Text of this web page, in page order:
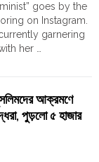
goes by the
on Instagram.
garnering
her …
on
Instagram),
আক্রমণে
পুড়লো ৫ হাজার